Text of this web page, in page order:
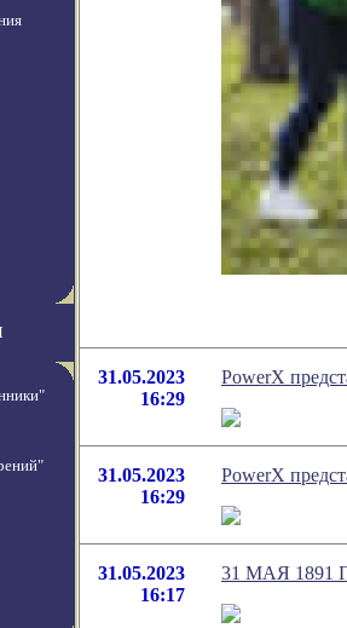
31.05.2023
16:29
PowerX
31.05.2023
16:29
PowerX
31.05.2023
16:17
31 МАЯ